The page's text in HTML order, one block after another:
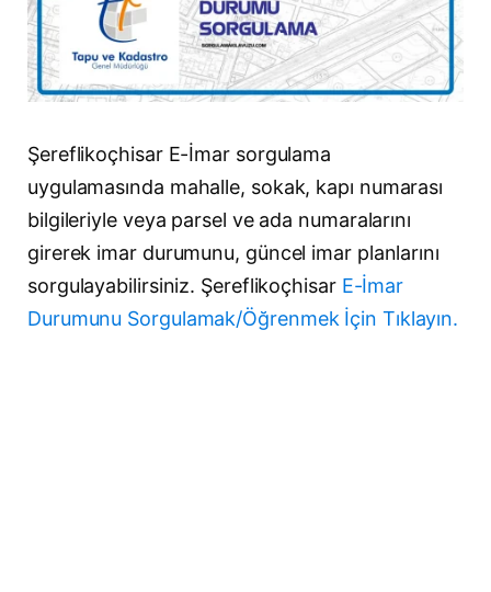
Şereflikoçhisar E-İmar sorgulama
uygulamasında mahalle, sokak, kapı numarası
bilgileriyle veya parsel ve ada numaralarını
girerek imar durumunu, güncel imar planlarını
sorgulayabilirsiniz. Şereflikoçhisar E-İmar
Durumunu Sorgulamak/Öğrenmek İçin Tıklayın.